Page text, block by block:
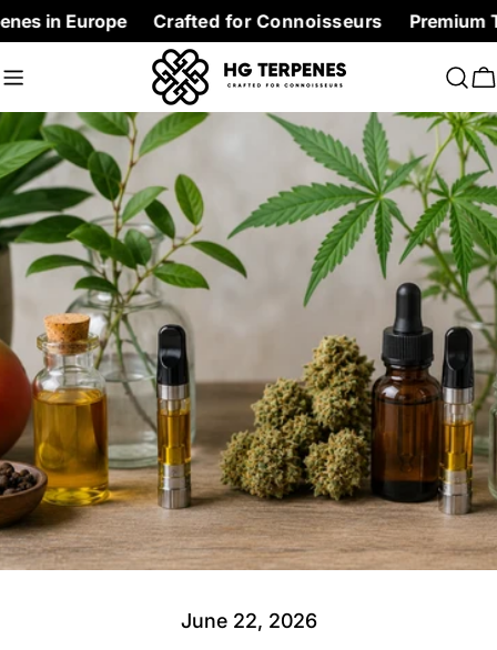
Skip
to
content
Crafted for Connoisseurs Premium Terpenes
June 22, 2026